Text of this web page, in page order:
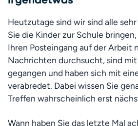
Heutzutage sind wir sind alle
Sie die Kinder zur Schule
Ihren Posteingang auf der Arbeit
Nachrichten durchsucht, sind mit
gegangen und haben sich mit
verabredet. Dabei wissen Sie
Treffen wahrscheinlich erst
Wann haben Sie das letzte Mal